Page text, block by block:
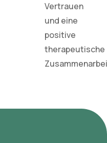
Vertrauen
und eine
positive
therapeutische